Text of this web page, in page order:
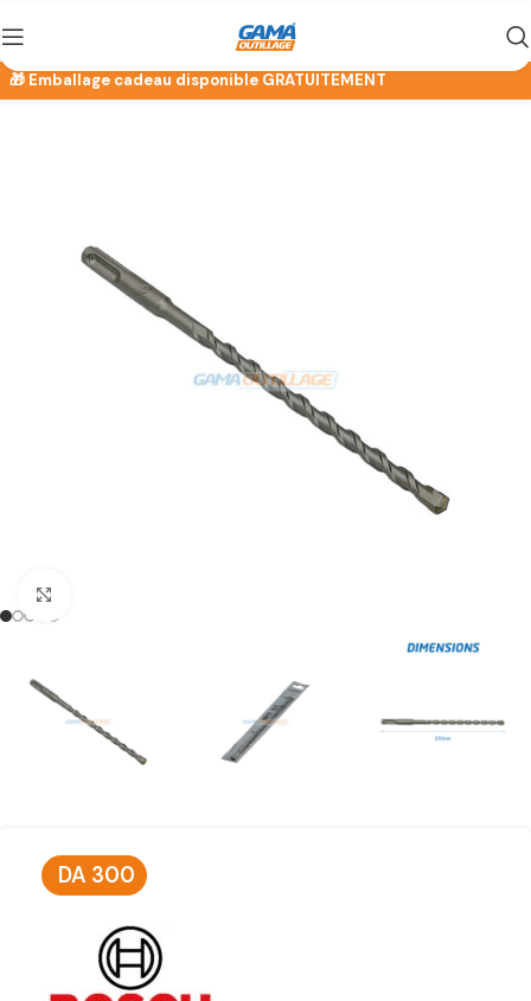
DA 300